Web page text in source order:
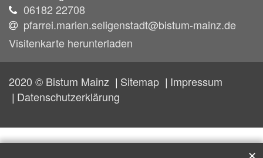
06182 22708
pfarrei.marien.seligenstadt@bistum-mainz.de
Visitenkarte herunterladen
2020 © Bistum Mainz Sitemap
Impressum
Datenschutzerklärung